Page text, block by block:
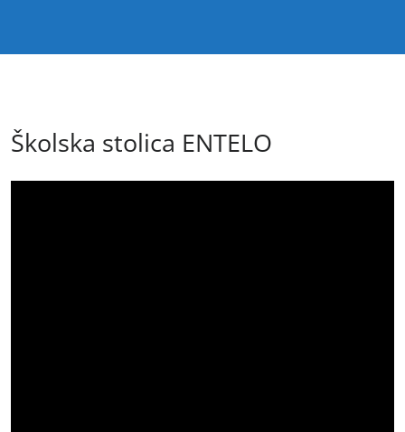
Školska stolica ENTELO